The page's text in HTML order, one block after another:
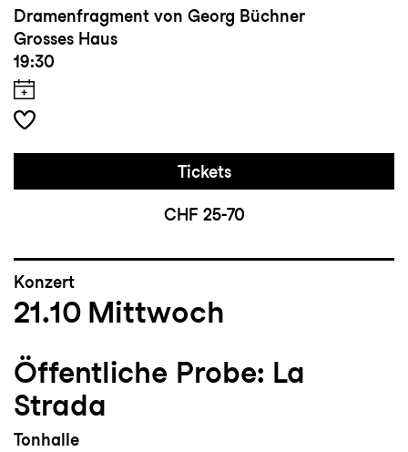
Dramenfragment von Georg Büchner
Grosses Haus
19:30
Tickets
CHF 25-70
Konzert
21.10 Mittwoch
Öffentliche Probe: La
Strada
Tonhalle